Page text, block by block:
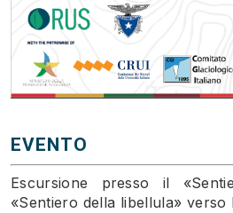
EVENTO
Escursione presso il
«Sentiero della libellula»